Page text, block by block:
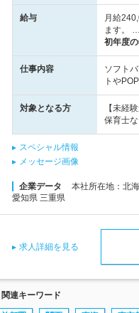
給与
月給
ます。 …
初年度の
仕事内容
ソフト
トや
対象となる方
【未経
保育士
スペシャル情報
メッセージ画像
企業データ
本社所在地：北
愛知県 三重県
求人詳細を見る
関連キーワード